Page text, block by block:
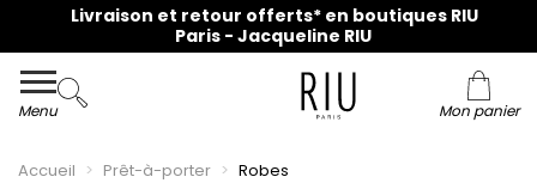
Menu Mon panier
Accueil Prêt-à-porter Robes